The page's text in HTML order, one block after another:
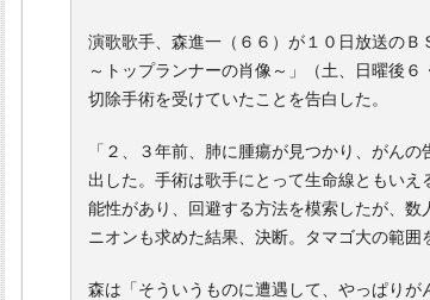
演歌歌手、森進一（６６）が１０日放送のＢ
～トップランナーの肖像～」（土、日曜後
切除手術を受けていたことを告白した。
「２、３年前、肺に腫瘍が見つかり、がん
出した。手術は歌手にとって生命線ともいえ
能性があり、回避する方法を模索したが、数
ニオンも求めた結果、決断。タマゴ大の範囲
森は「そういうものに遭遇して、やっぱりが